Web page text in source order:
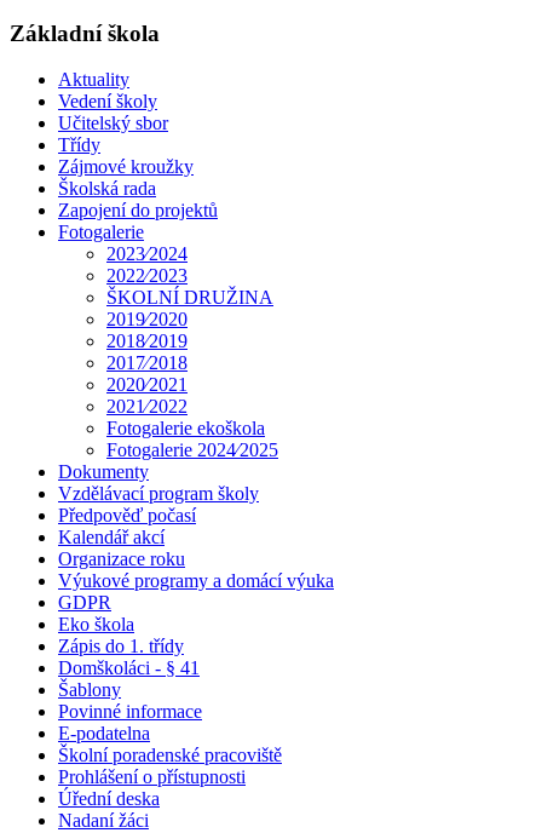
Základní škola
Aktuality
Vedení školy
Učitelský sbor
Třídy
Zájmové kroužky
Školská rada
Zapojení do projektů
Fotogalerie
2023⁄2024
2022⁄2023
ŠKOLNÍ DRUŽINA
2019⁄2020
2018⁄2019
2017⁄2018
2020⁄2021
2021⁄2022
Fotogalerie ekoškola
Fotogalerie 2024⁄2025
Dokumenty
Vzdělávací program školy
Předpověď počasí
Kalendář akcí
Organizace roku
Výukové programy a domácí výuka
GDPR
Eko škola
Zápis do 1. třídy
Domškoláci - § 41
Šablony
Povinné informace
E-podatelna
Školní poradenské pracoviště
Prohlášení o přístupnosti
Úřední deska
Nadaní žáci